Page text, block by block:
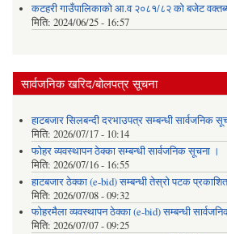
कटहरी गाउँपालिकाको आ.व २०८१/८२ को बजेट
मिति: 2024/06/25 - 16:57
सार्वजनिक खरिद/बोलपत्र सूचना
हाटबजार सिलबन्दी दरभाउपत्र सम्बन्धी सार्वजनिक
मिति: 2026/07/17 - 10:14
फोहर व्यवस्थापन ठेक्का सम्बन्धी सार्वजनिक सूचना ।
मिति: 2026/07/16 - 16:55
हाटबजार ठेक्का (e-bid) सम्बन्धी तेस्रो पटक
मिति: 2026/07/08 - 09:32
फोहरमैला व्यवस्थापन ठेक्का (e-bid) सम्बन्धी
मिति: 2026/07/07 - 09:25